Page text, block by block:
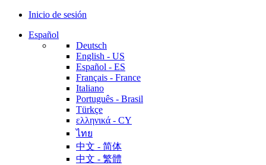
Inicio de sesión
Español
Deutsch
English - US
Español - ES
Français - France
Italiano
Português - Brasil
Türkçe
ελληνικά - CY
ไทย
中文 - 简体
中文 - 繁體